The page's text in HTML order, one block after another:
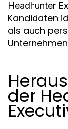
Headhunter
Kandidaten
als auch
der